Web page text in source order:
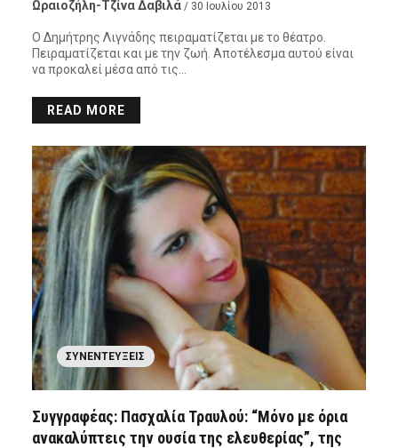
Ωραιοζήλη-Τζίνα Δαβιλά / 30 Ιουλίου 2013
Ο Δημήτρης Λιγνάδης πειραματίζεται με το θέατρο.
Πειραματίζεται και με την ζωή. Αποτέλεσμα αυτού είναι
να προκαλεί μέσα από τις…
READ MORE
ΣΥΝΕΝΤΕΎΞΕΙΣ
Συγγραφέας: Πασχαλία Τραυλού: “Μόνο με όρια
ανακαλύπτεις την ουσία της ελευθερίας”, της